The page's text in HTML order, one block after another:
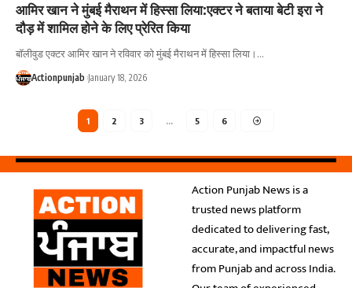
आमिर खान ने मुंबई मैराथन में हिस्सा लिया:एक्टर ने बताया बेटी इरा ने
दौड़ में शामिल होने के लिए प्रेरित किया
बॉलीवुड एक्टर आमिर खान ने रविवार को मुंबई मैराथन में हिस्सा लिया। …
Actionpunjab January 18, 2026
1 2 3 … 5 6
Action Punjab News is a
trusted news platform
dedicated to delivering fast,
accurate, and impactful news
from Punjab and across India.